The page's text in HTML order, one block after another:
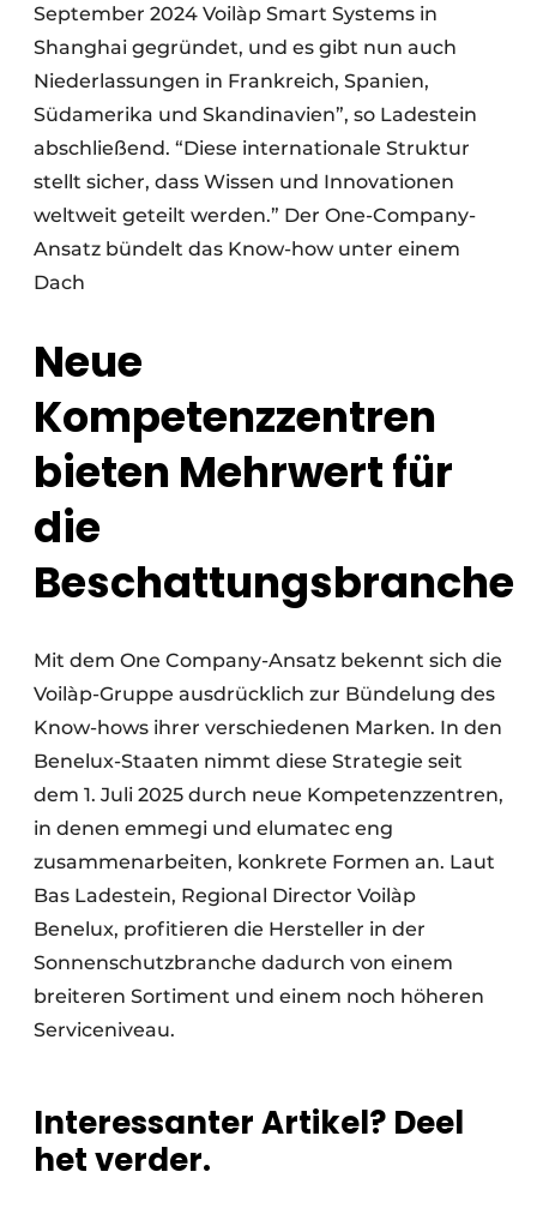
September 2024 Voilàp Smart Systems in
Shanghai gegründet, und es gibt nun auch
Niederlassungen in Frankreich, Spanien,
Südamerika und Skandinavien”, so Ladestein
abschließend. “Diese internationale Struktur
stellt sicher, dass Wissen und Innovationen
weltweit geteilt werden.” Der One-Company-
Ansatz bündelt das Know-how unter einem
Dach
Neue
Kompetenzzentren
bieten Mehrwert für
die
Beschattungsbranche
Mit dem One Company-Ansatz bekennt sich die
Voilàp-Gruppe ausdrücklich zur Bündelung des
Know-hows ihrer verschiedenen Marken. In den
Benelux-Staaten nimmt diese Strategie seit
dem 1. Juli 2025 durch neue Kompetenzzentren,
in denen emmegi und elumatec eng
zusammenarbeiten, konkrete Formen an. Laut
Bas Ladestein, Regional Director Voilàp
Benelux, profitieren die Hersteller in der
Sonnenschutzbranche dadurch von einem
breiteren Sortiment und einem noch höheren
Serviceniveau.
Interessanter Artikel? Deel
het verder.